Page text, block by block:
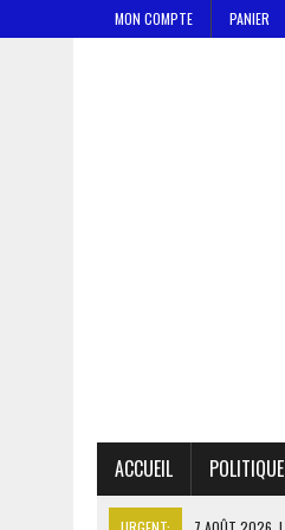
MON COMPTE PANIER
ACCUEIL POLITIQUE